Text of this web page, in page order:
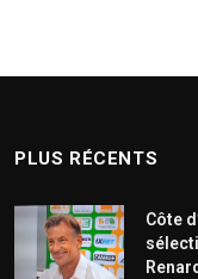
PLUS RÉCENTS
Côte